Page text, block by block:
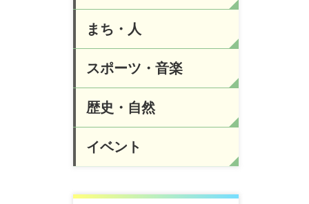
まち・人
スポーツ・音楽
歴史・自然
イベント